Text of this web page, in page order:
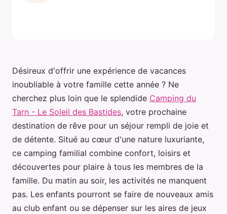
Désireux d'offrir une expérience de vacances
inoubliable à votre famille cette année ? Ne
cherchez plus loin que le splendide Camping du
Tarn - Le Soleil des Bastides, votre prochaine
destination de rêve pour un séjour rempli de joie et
de détente. Situé au cœur d'une nature luxuriante,
ce camping familial combine confort, loisirs et
découvertes pour plaire à tous les membres de la
famille. Du matin au soir, les activités ne manquent
pas. Les enfants pourront se faire de nouveaux amis
au club enfant ou se dépenser sur les aires de jeux